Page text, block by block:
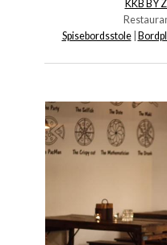
KKB BY
Spisebordsstole|